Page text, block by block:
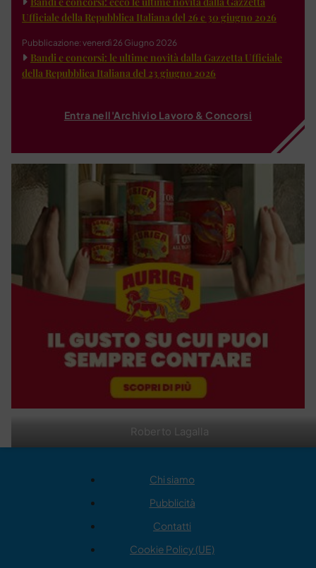
Roberto Lagalla
Ufficiale della Repubblica Italiana del 26 e 30 giugno 2026
Pubblicazione: venerdì 26 Giugno 2026
Bandi e concorsi: le ultime novità dalla Gazzetta Ufficiale
della Repubblica Italiana del 23 giugno 2026
Entra nell'Archivio Lavoro & Concorsi
Chi siamo
Pubblicità
Contatti
Cookie Policy (UE)